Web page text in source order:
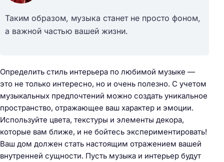
Таким образом, музыка станет не просто фоном,
а важной частью вашей жизни.
Определить стиль интерьера по любимой музыке —
это не только интересно, но и очень полезно. С учетом
музыкальных предпочтений можно создать уникальное
пространство, отражающее ваш характер и эмоции.
Используйте цвета, текстуры и элементы декора,
которые вам ближе, и не бойтесь экспериментировать!
Ваш дом должен стать настоящим отражением вашей
внутренней сущности. Пусть музыка и интерьер будут